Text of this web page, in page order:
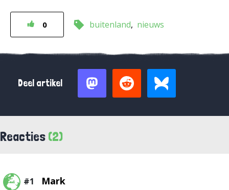
0 buitenland nieuws
Deel artikel
Reacties (2)
#1 Mark